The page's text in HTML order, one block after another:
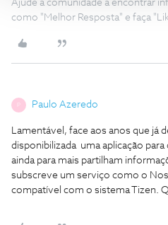
Ajude a comunidade a encontrar
como "Melhor Resposta" e faça
Paulo Azeredo
Lamentável, face aos anos que já
disponibilizada uma aplicação para
ainda para mais partilham
subscreve um serviço como o
compatível com o sistema Tizen.